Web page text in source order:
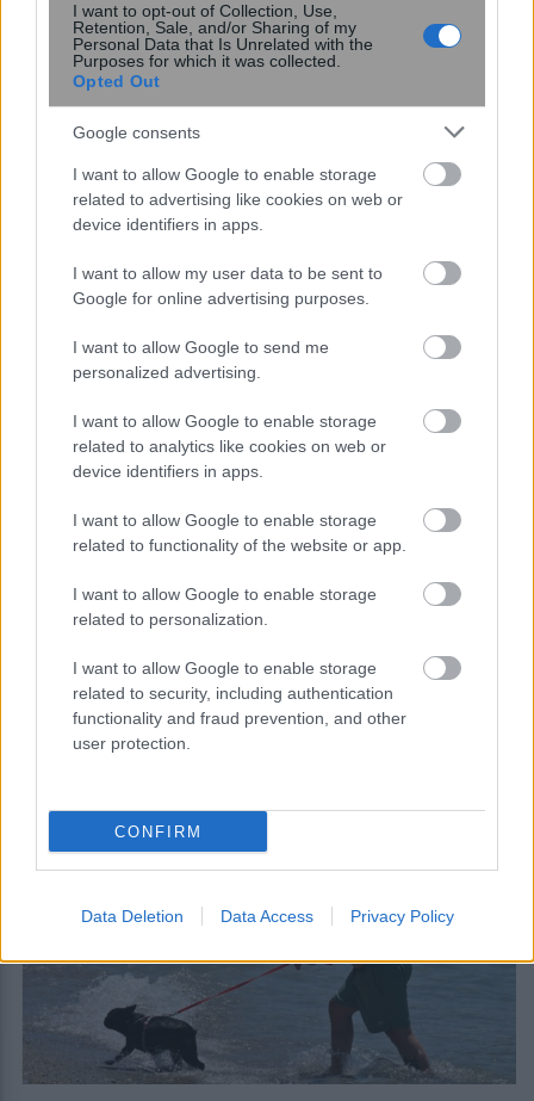
I want to opt-out of Collection, Use,
Retention, Sale, and/or Sharing of my
Personal Data that Is Unrelated with the
Purposes for which it was collected.
Opted Out
Google consents
I want to allow Google to enable storage
related to advertising like cookies on web or
device identifiers in apps.
I want to allow my user data to be sent to
Google for online advertising purposes.
I want to allow Google to send me
personalized advertising.
I want to allow Google to enable storage
related to analytics like cookies on web or
device identifiers in apps.
I want to allow Google to enable storage
related to functionality of the website or app.
I want to allow Google to enable storage
related to personalization.
I want to allow Google to enable storage
related to security, including authentication
functionality and fraud prevention, and other
user protection.
CONFIRM
Data Deletion Data Access Privacy Policy
περισσότερα
Επέκταση του Μετρό Θεσσαλονίκης προς
δρομολόγια